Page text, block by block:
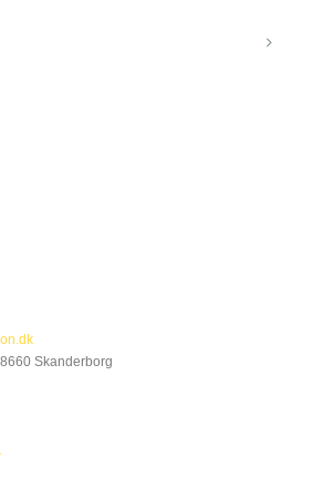
Skanderborg